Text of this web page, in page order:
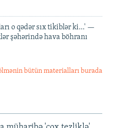
o qədər sıx tikiblər ki...' —
şəhərində hava böhranı
bütün materialları burada